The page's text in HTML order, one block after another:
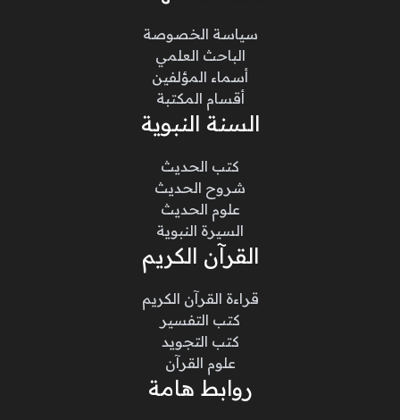
سياسة الخصوصة
الباحث العلمي
أسماء المؤلفين
أقسام المكتبة
السنة النبوية
كتب الحديث
شروح الحديث
علوم الحديث
السيرة النبوية
القرآن الكريم
قراءة القرآن الكريم
كتب التفسير
كتب التجويد
علوم القرآن
روابط هامة